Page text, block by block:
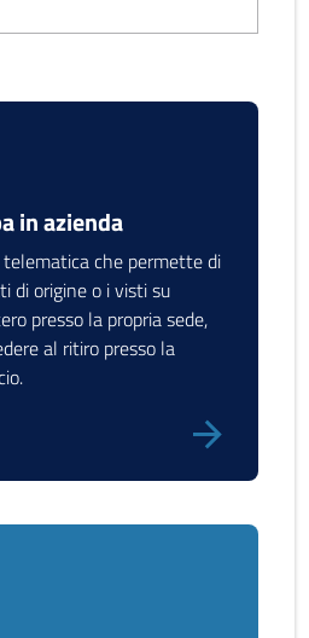
in azienda
telematica che permette di
di origine o i visti su
presso la propria sede,
al ritiro presso la